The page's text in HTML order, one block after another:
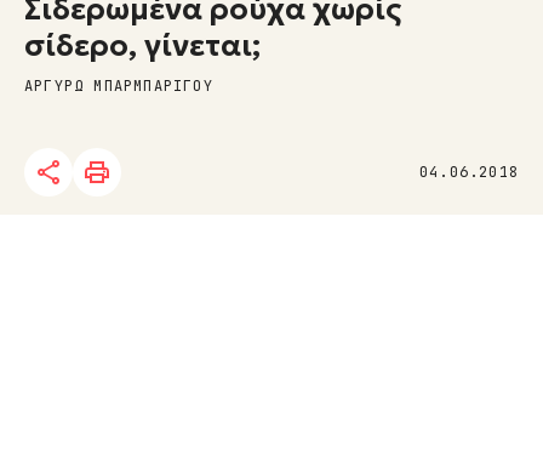
04.06.2018
Σιδερωμένα ρούχα χωρίς
σίδερο, γίνεται;
ΑΡΓΥΡΩ ΜΠΑΡΜΠΑΡΙΓΟΥ